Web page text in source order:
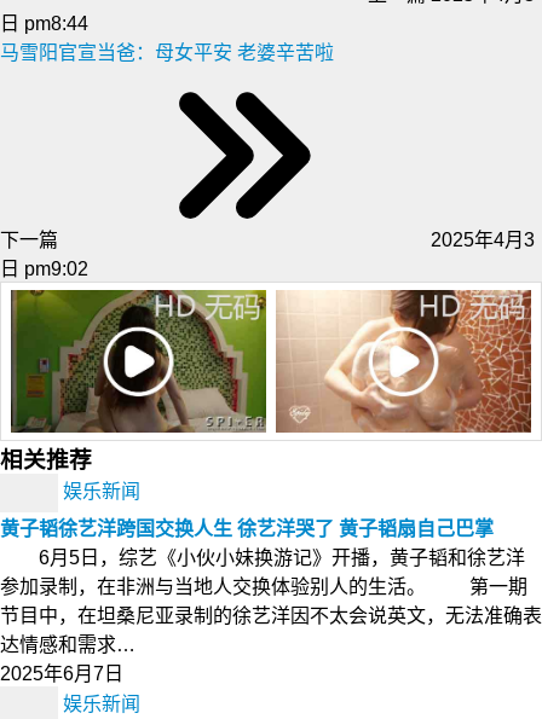
日 pm8:44
马雪阳官宣当爸：母女平安 老婆辛苦啦
下一篇
2025年4月3
日 pm9:02
相关推荐
娱乐新闻
黄子韬徐艺洋跨国交换人生 徐艺洋哭了 黄子韬扇自己巴掌
6月5日，综艺《小伙小妹换游记》开播，黄子韬和徐艺洋
参加录制，在非洲与当地人交换体验别人的生活。 第一期
节目中，在坦桑尼亚录制的徐艺洋因不太会说英文，无法准确表
达情感和需求…
2025年6月7日
娱乐新闻